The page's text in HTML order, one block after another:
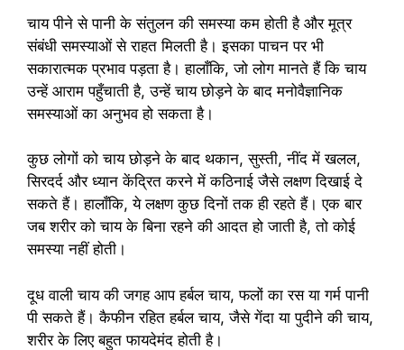
चाय पीने से पानी के संतुलन की समस्या कम होती है और मूत्र
संबंधी समस्याओं से राहत मिलती है। इसका पाचन पर भी
सकारात्मक प्रभाव पड़ता है। हालाँकि, जो लोग मानते हैं कि चाय
उन्हें आराम पहुँचाती है, उन्हें चाय छोड़ने के बाद मनोवैज्ञानिक
समस्याओं का अनुभव हो सकता है।
कुछ लोगों को चाय छोड़ने के बाद थकान, सुस्ती, नींद में खलल,
सिरदर्द और ध्यान केंद्रित करने में कठिनाई जैसे लक्षण दिखाई दे
सकते हैं। हालाँकि, ये लक्षण कुछ दिनों तक ही रहते हैं। एक बार
जब शरीर को चाय के बिना रहने की आदत हो जाती है, तो कोई
समस्या नहीं होती।
दूध वाली चाय की जगह आप हर्बल चाय, फलों का रस या गर्म पानी
पी सकते हैं। कैफीन रहित हर्बल चाय, जैसे गेंदा या पुदीने की चाय,
शरीर के लिए बहुत फायदेमंद होती है।